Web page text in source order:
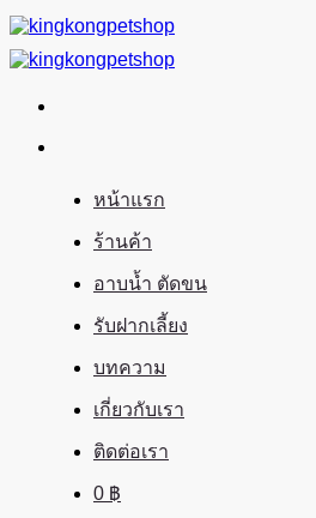
ข้าม
ไป
เนื้อหา
หน้าแรก
ร้านค้า
อาบน้ำ ตัดขน
รับฝากเลี้ยง
บทความ
เกี่ยวกับเรา
ติดต่อเรา
0 ฿